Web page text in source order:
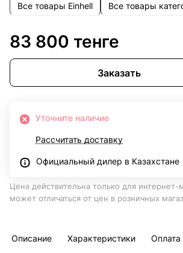
Все товары Einhell Все товары
83 800 тенге
Заказать
Уточните наличие
Рассчитать доставку
Официальный дилер в Казахстане
Цена действительна только для интернет-
может отличаться от цен в розничных
Описание Характеристики Оплата